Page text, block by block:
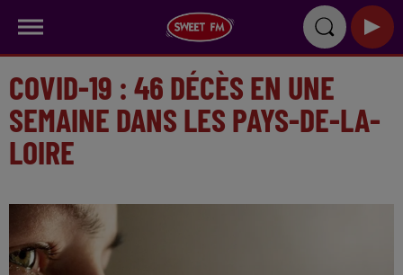
COVID-19 : 46 DÉCÈS EN UNE
SEMAINE DANS LES PAYS-DE-LA-
LOIRE